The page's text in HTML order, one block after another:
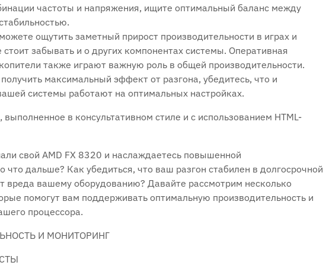
частоты и напряжения, ищите оптимальный баланс между
ощутить заметный прирост производительности в играх и
забывать и о других компонентах системы. Оперативная
также играют важную роль в общей производительности.
максимальный эффект от разгона, убедитесь, что и
системы работают на оптимальных настройках.
в консультативном стиле и с использованием HTML-
свой AMD FX 8320 и наслаждаетесь повышенной
что дальше? Как убедиться, что ваш разгон стабилен в долгосрочной
вреда вашему оборудованию? Давайте рассмотрим несколько
помогут вам поддерживать оптимальную производительность и
процессора.
И МОНИТОРИНГ